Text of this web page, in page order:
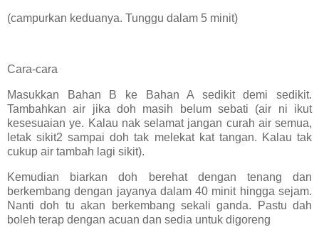
(campurkan keduanya. Tunggu dalam 5 minit)
Cara-cara
Masukkan Bahan B ke Bahan A sedikit demi sedikit.
Tambahkan air jika doh masih belum sebati (air ni ikut
kesesuaian ye. Kalau nak selamat jangan curah air semua,
letak sikit2 sampai doh tak melekat kat tangan. Kalau tak
cukup air tambah lagi sikit).
Kemudian biarkan doh berehat dengan tenang dan
berkembang dengan jayanya dalam 40 minit hingga sejam.
Nanti doh tu akan berkembang sekali ganda. Pastu dah
boleh terap dengan acuan dan sedia untuk digoreng